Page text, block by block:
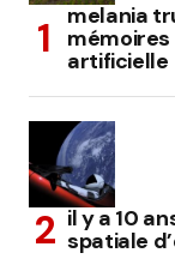
melania
mémoires
artificielle
il y a 10
spatiale